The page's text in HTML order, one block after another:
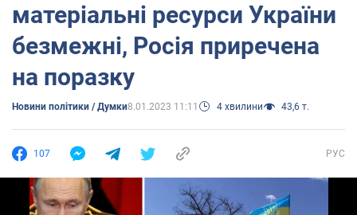
матеріальні ресурси України
безмежні, Росія приречена
на поразку
Новини політики / Думки8.01.2023 11:11 4 хвилини 43,6 т.
107 РУС